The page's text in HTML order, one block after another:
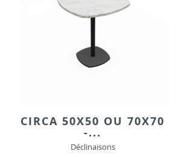
CIRCA 50X50 OU 70X70
-...
Déclinaisons